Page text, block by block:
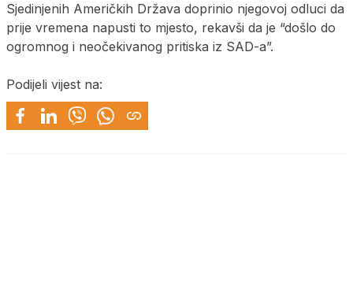
Sjedinjenih Američkih Država doprinio njegovoj odluci da
prije vremena napusti to mjesto, rekavši da je “došlo do
ogromnog i neočekivanog pritiska iz SAD-a”.
Podijeli vijest na: